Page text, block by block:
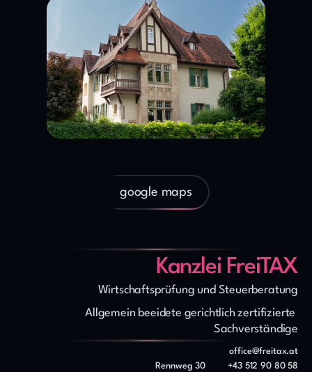
google maps
Kanzlei FreiTAX
Wirtschaftsprüfung und Steuerberatung
Allgemein beeidete gerichtlich zertifizierte
Sachverständige
office@freitax.at
Rennweg 30
+43 512 90 80 58